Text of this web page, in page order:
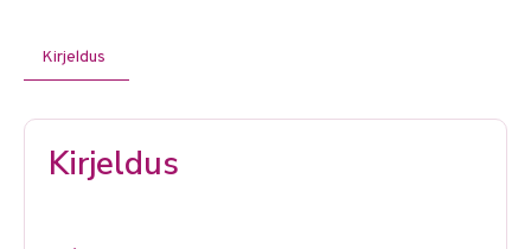
Kirjeldus
Kirjeldus